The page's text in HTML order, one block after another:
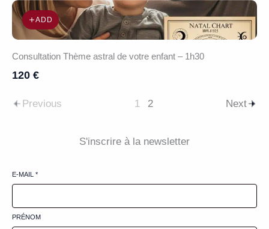
ADD
Consultation Thème astral de votre enfant – 1h30
120 €
Previous 1 2 Next
S'inscrire à la newsletter
E-MAIL *
PRÉNOM